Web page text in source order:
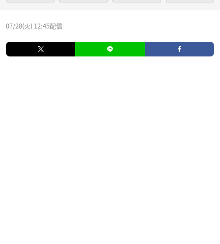
07/28(火) 12:45配信